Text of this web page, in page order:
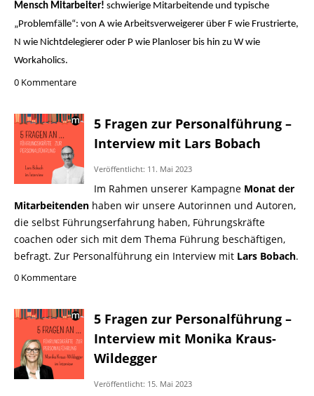
Mensch Mitarbeiter! schwierige Mitarbeitende und typische
„Problemfälle“: von A wie Arbeitsverweigerer über F wie Frustrierte,
N wie Nichtdelegierer oder P wie Planloser bis hin zu W wie
Workaholics.
0 Kommentare
5 Fragen zur Personalführung –
Interview mit Lars Bobach
Veröffentlicht: 11. Mai 2023
Im Rahmen unserer Kampagne Monat der
Mitarbeitenden haben wir unsere Autorinnen und Autoren,
die selbst Führungserfahrung haben, Führungskräfte
coachen oder sich mit dem Thema Führung beschäftigen,
befragt. Zur Personalführung ein Interview mit Lars Bobach.
0 Kommentare
5 Fragen zur Personalführung –
Interview mit Monika Kraus-
Wildegger
Veröffentlicht: 15. Mai 2023